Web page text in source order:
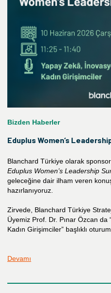
Bizden Haberler
Eduplus Women’s
Blanchard Türkiye olarak
Eduplus Women’s Leadership
geleceğine dair ilham veren
hazırlanıyoruz.
Zirvede, Blanchard Türkiye
Üyemiz Prof. Dr. Pınar Özcan
Kadın Girişimciler” başlıklı
Devamı